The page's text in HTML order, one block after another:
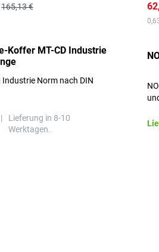
165,13 €
Koffer MT-CD Industrie
Industrie Norm nach DIN
|
Lieferung in 8-10
Werktagen.